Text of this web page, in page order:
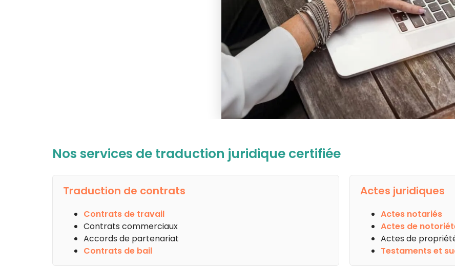
Nos services de traduction juridique certifiée
Traduction de contrats
Contrats de travail
Contrats commerciaux
Accords de partenariat
Contrats de bail
Actes juridiques
Actes notariés
Actes de
Actes de
Testaments et